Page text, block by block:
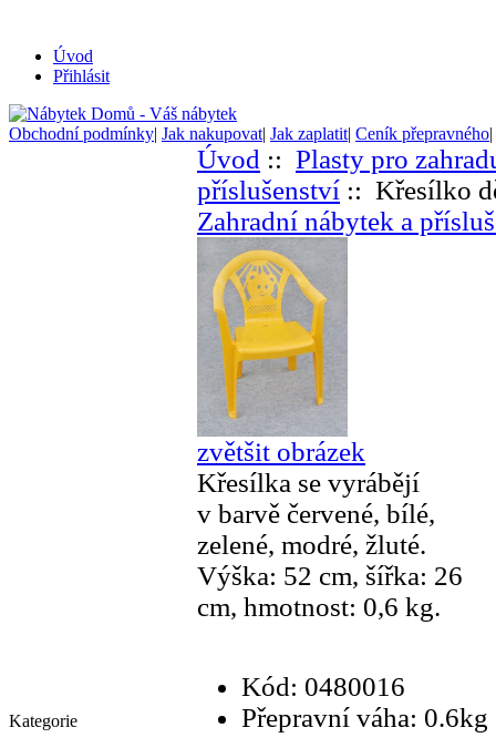
Úvod
Přihlásit
Obchodní podmínky| Jak nakupovat| Jak zaplatit| Ceník přepravného|
Kategorie
Úvod :: Plasty pro
příslušenství :: Křesílko
Zahradní nábytek a
zvětšit obrázek
Křesílka se vyrábějí
v barvě červené, bílé,
zelené, modré, žluté.
Výška: 52 cm, šířka: 26
cm, hmotnost: 0,6 kg.
Kód: 0480016
Přepravní váha: 0.6kg